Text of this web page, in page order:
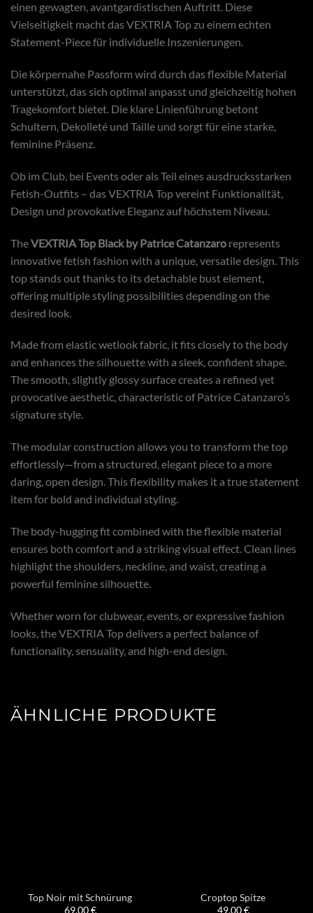
einen gewagten, avantgardistischen Auftritt. Diese
Vielseitigkeit macht das VEXTRIA Top zu einem echten
Statement-Piece für individuelle Inszenierungen.
Die körpernahe Passform wird durch das flexible Material
unterstützt, das sich optimal anpasst und gleichzeitig hohen
Tragekomfort bietet. Die klare Linienführung betont
Schultern, Dekolleté und Taille und sorgt für eine starke,
feminine Präsenz.
Ob im Club, bei Events oder als Teil eines ausdrucksstarken
Fetish-Outfits – das VEXTRIA Top vereint Funktionalität,
Design und provokative Eleganz auf höchstem Niveau.
TheVEXTRIA Top Black by Patrice Catanzaro represents
innovative fetish fashion with a unique, versatile design. This
top stands out thanks to its detachable bust element,
offering multiple styling possibilities depending on the
desired look.
Made from elastic wetlook fabric, it fits closely to the body
and enhances the silhouette with a sleek, confident shape.
The smooth, slightly glossy surface creates a refined yet
provocative aesthetic, characteristic of Patrice Catanzaro’s
signature style.
The modular construction allows you to transform the top
effortlessly—from a structured, elegant piece to a more
daring, open design. This flexibility makes it a true statement
item for bold and individual styling.
The body-hugging fit combined with the flexible material
ensures both comfort and a striking visual effect. Clean lines
highlight the shoulders, neckline, and waist, creating a
powerful feminine silhouette.
Whether worn for clubwear, events, or expressive fashion
looks, the VEXTRIA Top delivers a perfect balance of
functionality, sensuality, and high-end design.
ÄHNLICHE PRODUKTE
Top Noir mit Schnürung
69,00€
Croptop Spitze
49,00€